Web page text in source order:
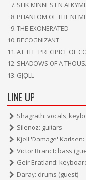
SLIK MINNES EN
PHANTOM OF THE
THE EXONERATED
RECOGNIZANT
AT THE PRECIPICE OF
SHADOWS OF A
GJǪLL
LINE UP
Shagrath: vocals,
Silenoz: guitars
Kjell 'Damage' Karlsen:
Victor Brandt: bass
Geir Bratland:
Daray: drums (guest)